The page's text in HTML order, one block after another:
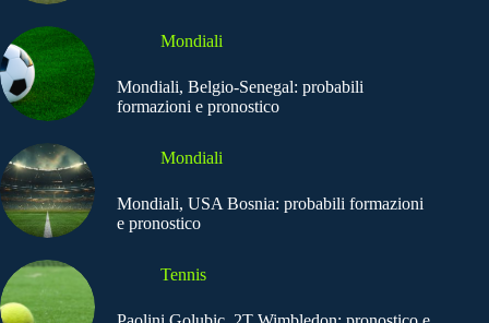
Mondiali
Mondiali, Belgio-Senegal: probabili
formazioni e pronostico
Mondiali
Mondiali, USA Bosnia: probabili formazioni
e pronostico
Tennis